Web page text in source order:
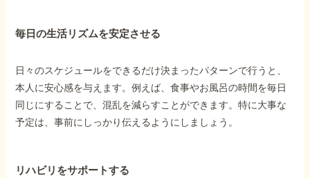
毎日の生活リズムを安定させる
日々のスケジュールをできるだけ決まったパターンで行うと、
本人に安心感を与えます。例えば、食事やお風呂の時間を毎日
同じにすることで、混乱を減らすことができます。特に大事な
予定は、事前にしっかり伝えるようにしましょう。
リハビリをサポートする